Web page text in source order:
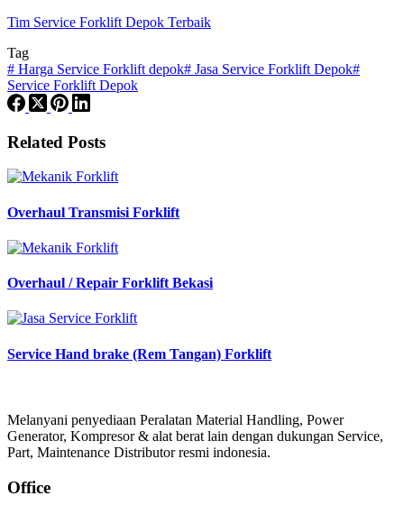
Tim Service Forklift Depok Terbaik
Tag
# Harga Service Forklift depok# Jasa Service Forklift Depok#
Service Forklift Depok
Related Posts
Overhaul Transmisi Forklift
Overhaul / Repair Forklift Bekasi
Service Hand brake (Rem Tangan) Forklift
Melanyani penyediaan Peralatan Material Handling, Power
Generator, Kompresor & alat berat lain dengan dukungan Service,
Part, Maintenance Distributor resmi indonesia.
Office